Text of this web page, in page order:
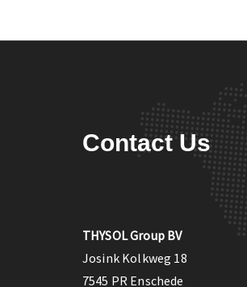
Contact Us
THYSOL Group BV
Josink Kolkweg 18
7545 PR Enschede